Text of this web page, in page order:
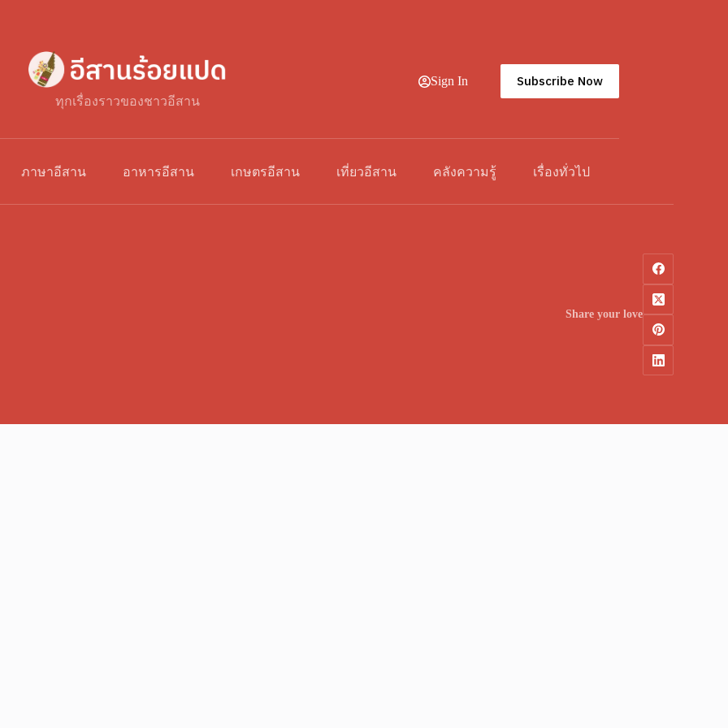
ทุกเรื่องราวของชาวอีสาน
Sign In Subscribe Now
ภาษาอีสาน อาหารอีสาน เกษตรอีสาน เที่ยวอีสาน คลังความรู้ เรื่องทั่วไป
Share your love